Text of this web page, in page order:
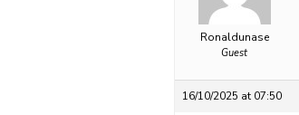
Ronaldunase
Guest
16/10/2025 at 07:50